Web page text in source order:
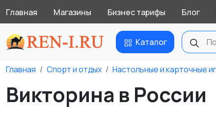
Главная Магазины Бизнес тарифы Блог
Каталог
Главная Спорт и отдых Настольные и карточные
Викторина в России